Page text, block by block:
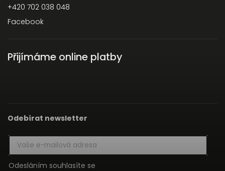
+420 702 038 048
Facebook
Přijímáme online platby
Odebírat newsletter
Odesláním souhlasíte se